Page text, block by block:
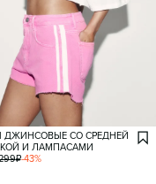
ДЖИНСОВЫЕ СО СРЕДНЕЙ
И ЛАМПАСАМИ
₽-43%